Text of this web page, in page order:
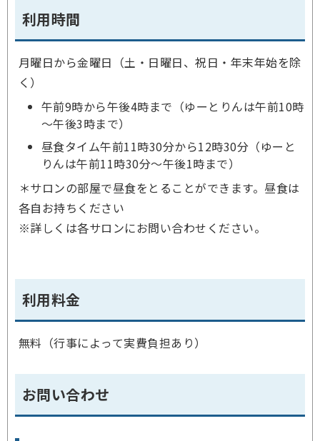
利用時間
月曜日から金曜日（土・日曜日、祝日・年末年始を除
く）
午前9時から午後4時まで（ゆーとりんは午前10時
～午後3時まで）
昼食タイム午前11時30分から12時30分（ゆーと
りんは午前11時30分～午後1時まで）
＊サロンの部屋で昼食をとることができます。昼食は
各自お持ちください
※詳しくは各サロンにお問い合わせください。
利用料金
無料（行事によって実費負担あり）
お問い合わせ